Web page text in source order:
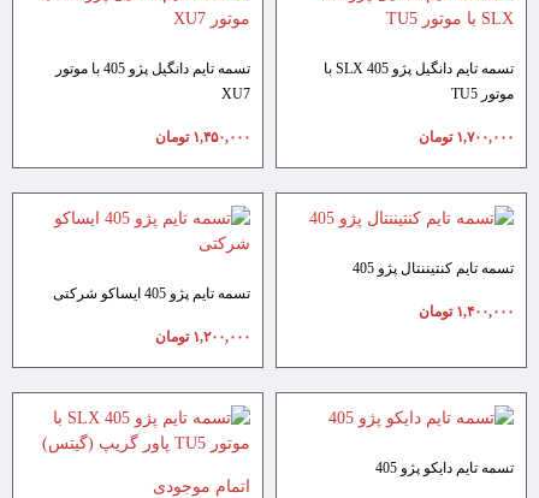
تسمه تایم دانگیل پژو 405 SLX با
موتور TU5
۱,۷۰۰,۰۰۰ تومان
تسمه تایم دانگیل پژو 405 با موتور
XU7
۱,۴۵۰,۰۰۰ تومان
تسمه تایم کنتیننتال پژو 405
۱,۴۰۰,۰۰۰ تومان
تسمه تایم پژو 405 ایساکو شرکتی
۱,۲۰۰,۰۰۰ تومان
تسمه تایم دایکو پژو 405
اتمام موجودی